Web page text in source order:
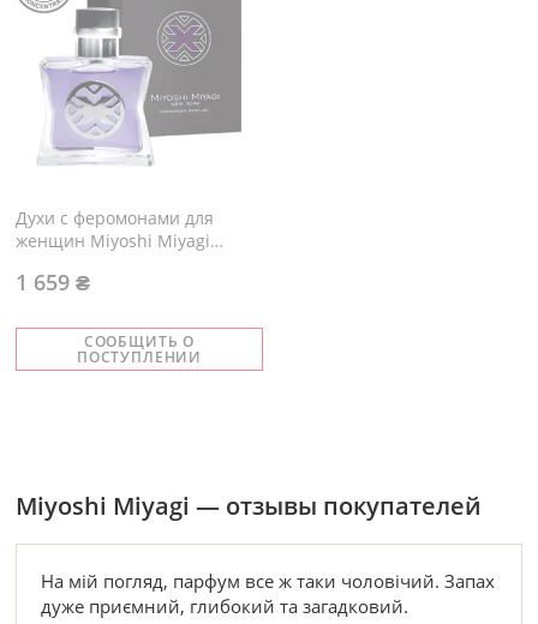
Духи с феромонами для
женщин Miyoshi Miyagi
СООБЩИТЬ О
ПОСТУПЛЕНИИ
1 659 ₴
Miyoshi Miyagi — отзывы покупателей
На мій погляд, парфум все ж таки чоловічий. Запах
дуже приємний, глибокий та загадковий.